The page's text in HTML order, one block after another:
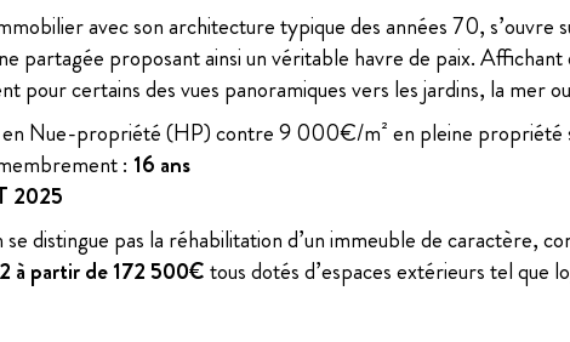
avec son architecture typique des années 70,
partagée proposant ainsi un véritable havre de paix.
pour certains des vues panoramiques vers les jardins, la mer
en Nue-propriété (HP) contre 9 000€/m² en pleine propriété
: 16 ans
2025
distingue pas la réhabilitation d’un immeuble de caractère,
à partir de 172 500€tous dotés d’espaces extérieurs tel que